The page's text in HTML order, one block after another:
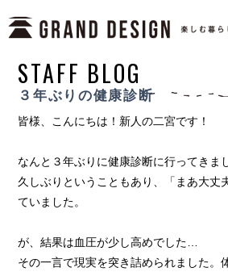
STAFF BLOG
３年ぶりの健康診断
皆様、こんにちは！新人の二宮です！
なんと３年ぶりに健康診断に行ってきま
久しぶりということもあり、「まあ大丈
ていました。
が、結果は血圧が少し高めでした…
その一言で現実を突き詰められました。